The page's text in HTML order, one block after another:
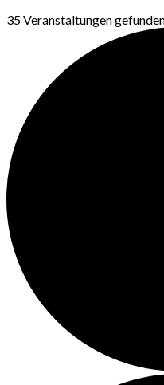
35 Veranstaltungen